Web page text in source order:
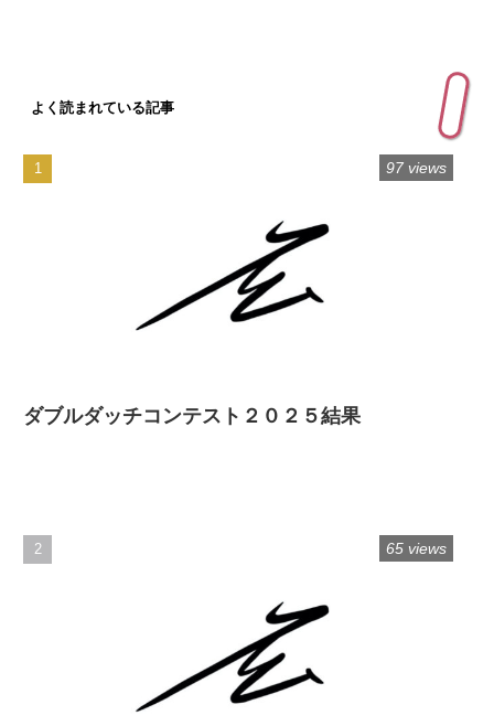
よく読まれている記事
ダブルダッチコンテスト２０２５結果
97 views
65 views